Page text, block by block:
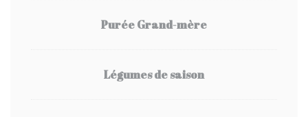
Purée Grand-mère
Légumes de saison